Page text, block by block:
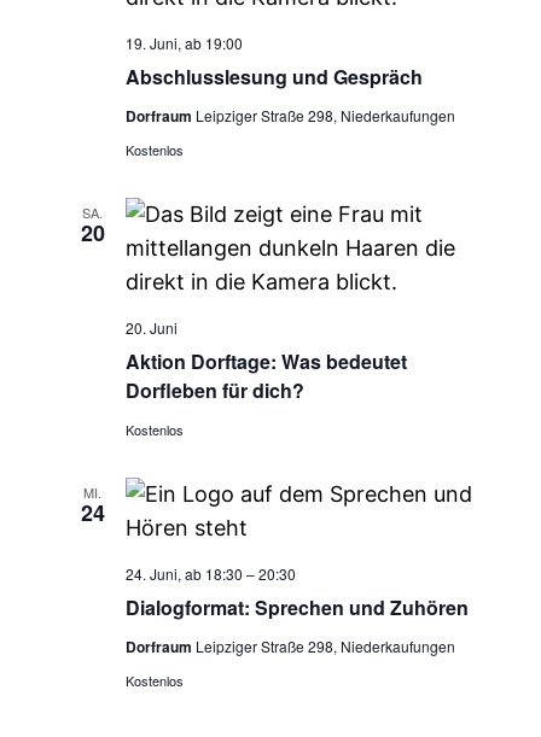
Abschlusslesung und Gespräch
19. Juni, ab 19:00
Dorfraum Leipziger Straße 298, Niederkaufungen
Kostenlos
SA.
20
Aktion Dorftage: Was bedeutet
Dorfleben für dich?
20. Juni
Kostenlos
MI.
24
Dialogformat: Sprechen und Zuhören
24. Juni, ab 18:30 –20:30
Dorfraum Leipziger Straße 298, Niederkaufungen
Kostenlos